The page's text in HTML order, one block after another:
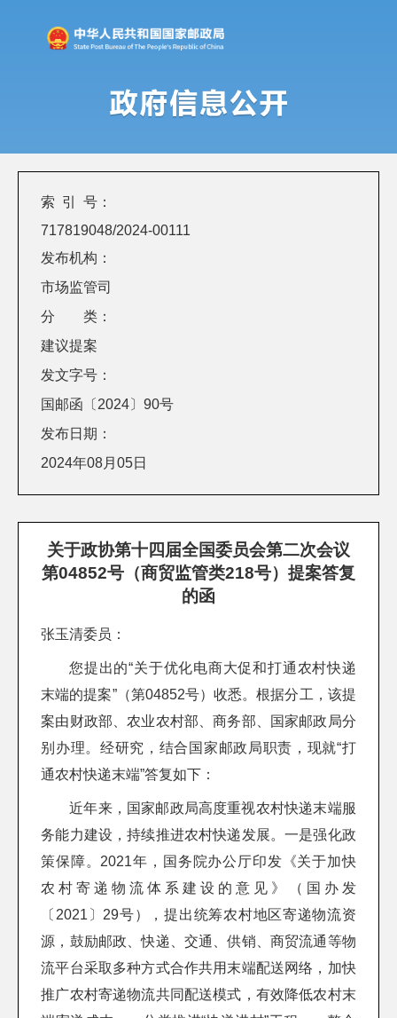
索 引 号：
717819048/2024-00111
发布机构：
市场监管司
分 类：
建议提案
发文字号：
国邮函〔2024〕90号
发布日期：
2024年08月05日
关于政协第十四届全国委员会第二次会议
第04852号（商贸监管类218号）提案答复
的函
张玉清委员：
您提出的“关于优化电商大促和打通农村快递
末端的提案”（第04852号）收悉。根据分工，该提
案由财政部、农业农村部、商务部、国家邮政局分
别办理。经研究，结合国家邮政局职责，现就“打
通农村快递末端”答复如下：
近年来，国家邮政局高度重视农村快递末端服
务能力建设，持续推进农村快递发展。一是强化政
策保障。2021年，国务院办公厅印发《关于加快
农村寄递物流体系建设的意见》（国办发
〔2021〕29号），提出统筹农村地区寄递物流资
源，鼓励邮政、快递、交通、供销、商贸流通等物
流平台采取多种方式合作共用末端配送网络，加快
推广农村寄递物流共同配送模式，有效降低农村末